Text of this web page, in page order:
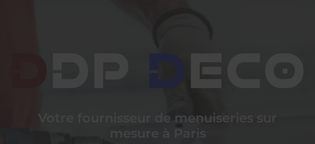
Votre fournisseur de menuiseries sur
mesure à Paris